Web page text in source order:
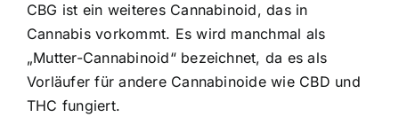
CBG ist ein weiteres Cannabinoid, das in
Cannabis vorkommt. Es wird manchmal als
„Mutter-Cannabinoid“ bezeichnet, da es als
Vorläufer für andere Cannabinoide wie CBD und
THC fungiert.